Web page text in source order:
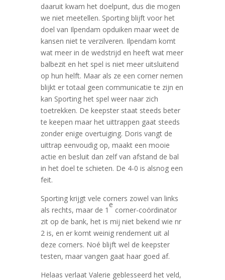
daaruit kwam het doelpunt, dus die mogen
we niet meetellen. Sporting blijft voor het
doel van Ilpendam opduiken maar weet de
kansen niet te verzilveren. Ilpendam komt
wat meer in de wedstrijd en heeft wat meer
balbezit en het spel is niet meer uitsluitend
op hun helft. Maar als ze een corner nemen
blijkt er totaal geen communicatie te zijn en
kan Sporting het spel weer naar zich
toetrekken. De keepster staat steeds beter
te keepen maar het uittrappen gaat steeds
zonder enige overtuiging. Doris vangt de
uittrap eenvoudig op, maakt een mooie
actie en besluit dan zelf van afstand de bal
in het doel te schieten. De 4-0 is alsnog een
feit.
Sporting krijgt vele corners zowel van links
als rechts, maar de 1
e
corner-coördinator
zit op de bank, het is mij niet bekend wie nr
2 is, en er komt weinig rendement uit al
deze corners. Noé blijft wel de keepster
testen, maar vangen gaat haar goed af.
Helaas verlaat Valerie geblesseerd het veld,